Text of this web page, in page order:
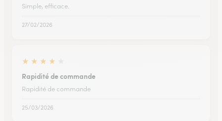
Simple, efficace.
27/02/2026
★ ★ ★ ★
Rapidité de commande
Rapidité de commande
25/03/2026